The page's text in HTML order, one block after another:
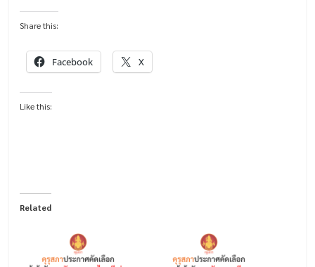
Share this:
Facebook X
Like this:
Related